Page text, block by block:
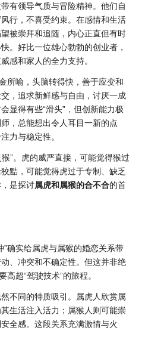
有领导气质与冒险精神。他们自
行，不喜受约束。在感情和生活
被崇拜和追随，内心正直但有时
。好比一位雄心勃勃的创业者，
感和家人的全力支持。
所喻，头脑转得快，善于应变和
，追求新鲜感与自由，讨厌一成
显得有些“滑头”，但创新能力极
，总能想出令人耳目一新的点
力与稳定性。
”。虎的威严直接，可能觉得猴过
黠，可能觉得虎过于专制、缺乏
是探讨属虎和属猴的合不合的首
”确实给属虎与属猴的婚恋关系带
、冲突和不确定性。但这并非绝
高超“驾驶技术”的旅程。
然不同的特质吸引。属虎人欣赏属
生活注入活力；属猴人则可能崇
全感。这段关系充满激情与火